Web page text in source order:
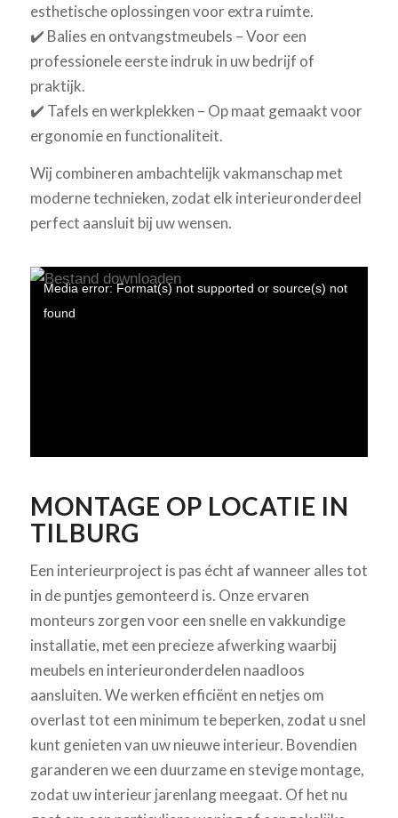
esthetische oplossingen voor extra ruimte.
✔️ Balies en ontvangstmeubels – Voor een
professionele eerste indruk in uw bedrijf of
praktijk.
✔️ Tafels en werkplekken – Op maat gemaakt voor
ergonomie en functionaliteit.
Wij combineren ambachtelijk vakmanschap met
moderne technieken, zodat elk interieuronderdeel
perfect aansluit bij uw wensen.
Media error: Format(s) not supported or source(s) not
found
MONTAGE OP LOCATIE IN
TILBURG
Een interieurproject is pas écht af wanneer alles tot
in de puntjes gemonteerd is. Onze ervaren
monteurs zorgen voor een snelle en vakkundige
installatie, met een precieze afwerking waarbij
meubels en interieuronderdelen naadloos
aansluiten. We werken efficiënt en netjes om
overlast tot een minimum te beperken, zodat u snel
kunt genieten van uw nieuwe interieur. Bovendien
garanderen we een duurzame en stevige montage,
zodat uw interieur jarenlang meegaat. Of het nu